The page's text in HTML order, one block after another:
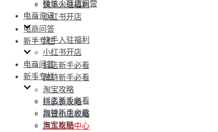
快手入驻福利
小红书开店
电商问答
新手专栏
抖店新手必看
淘特新手必看
淘宝攻略
拼多多攻略
抖音小店攻略
京东帮助中心
微信小商店运营
电商资讯
快手入驻福利
小红书开店
电商问答
新手专栏
抖店新手必看
淘特新手必看
淘宝攻略